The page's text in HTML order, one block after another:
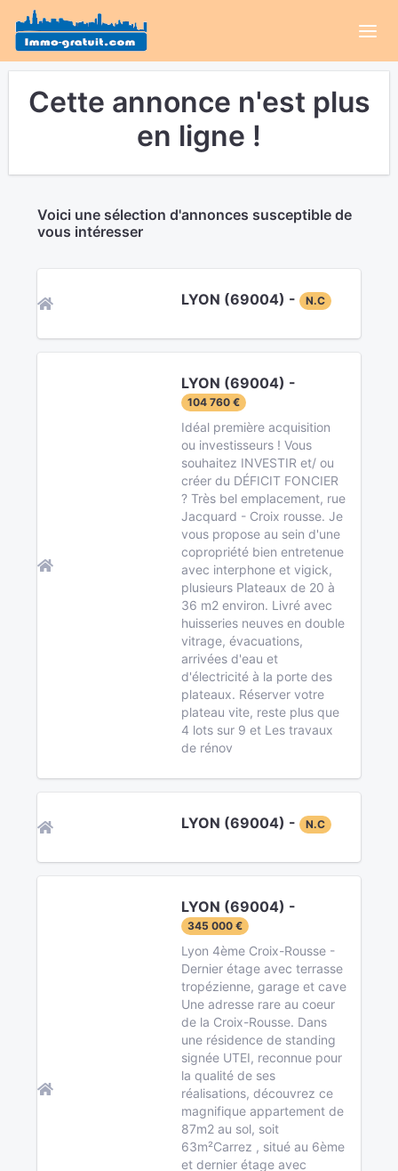
Cette annonce n'est plus
en ligne !
Voici une sélection d'annonces susceptible de
vous intéresser
LYON (69004) - N.C
LYON (69004) -
104 760 €
Idéal première acquisition
ou investisseurs ! Vous
souhaitez INVESTIR et/ ou
créer du DÉFICIT FONCIER
? Très bel emplacement, rue
Jacquard - Croix rousse. Je
vous propose au sein d'une
copropriété bien entretenue
avec interphone et vigick,
plusieurs Plateaux de 20 à
36 m2 environ. Livré avec
huisseries neuves en double
vitrage, évacuations,
arrivées d'eau et
d'électricité à la porte des
plateaux. Réserver votre
plateau vite, reste plus que
4 lots sur 9 et Les travaux
de rénov
LYON (69004) - N.C
LYON (69004) -
345 000 €
Lyon 4ème Croix-Rousse -
Dernier étage avec terrasse
tropézienne, garage et cave
Une adresse rare au coeur
de la Croix-Rousse. Dans
une résidence de standing
signée UTEI, reconnue pour
la qualité de ses
réalisations, découvrez ce
magnifique appartement de
87m2 au sol, soit
63m²Carrez , situé au 6ème
et dernier étage avec